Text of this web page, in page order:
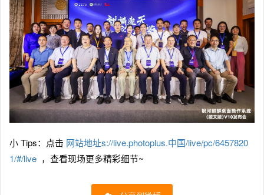
小 Tips：点击 网站地址s://live.photoplus.中国/live/pc/6457820
1/#/live ，查看现场更多精彩细节~